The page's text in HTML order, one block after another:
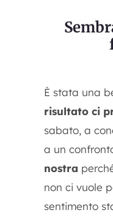
È stata una
risultato ci
sabato, a
a un
nostra
non ci vuole
sentimento